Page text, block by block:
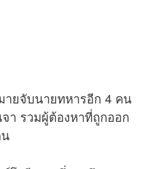
ายจับนายทหารอีก 4 คน
า รวมผู้ต้องหาที่ถูกออก